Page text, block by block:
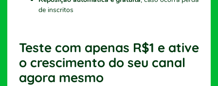
de inscritos
Teste com apenas R$1 e ative
o crescimento do seu canal
agora mesmo